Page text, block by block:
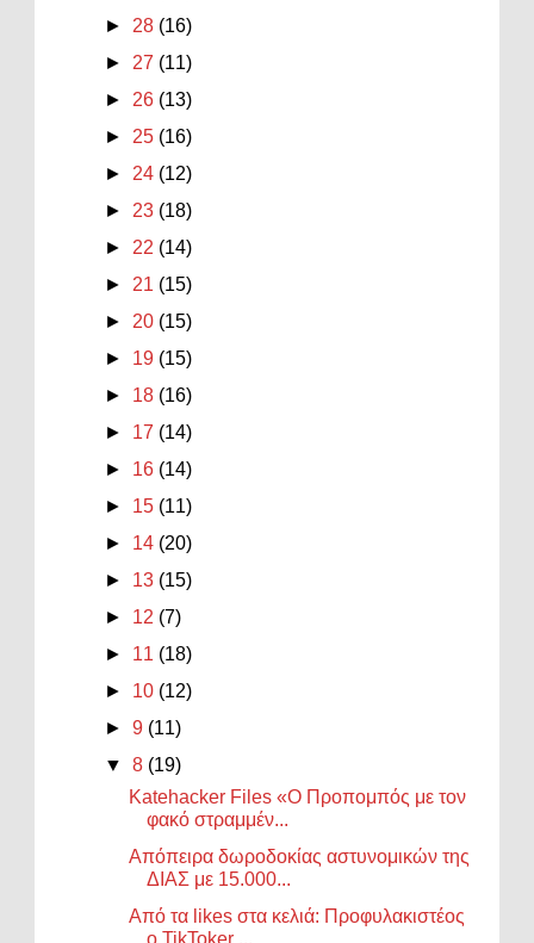
► 28 (16)
► 27 (11)
► 26 (13)
► 25 (16)
► 24 (12)
► 23 (18)
► 22 (14)
► 21 (15)
► 20 (15)
► 19 (15)
► 18 (16)
► 17 (14)
► 16 (14)
► 15 (11)
► 14 (20)
► 13 (15)
► 12 (7)
► 11 (18)
► 10 (12)
►9 (11)
▼8 (19)
Katehacker Files «Ο Προπομπός με τον
φακό στραμμέν...
Απόπειρα δωροδοκίας αστυνομικών της
ΔΙΑΣ με 15.000...
Από τα likes στα κελιά: Προφυλακιστέος
ο TikToker ...